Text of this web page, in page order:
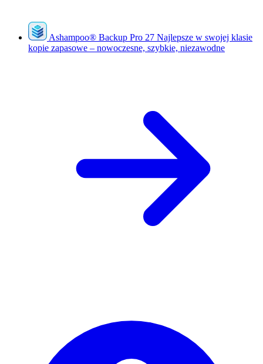
Ashampoo® Backup Pro 27 Najlepsze w swojej klasie
kopie zapasowe – nowoczesne, szybkie, niezawodne